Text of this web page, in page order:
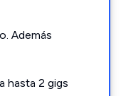
Además
hasta 2 gigs